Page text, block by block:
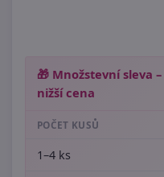
🎁 Množstevní sleva
nižší cena
POČET KUSŮ
1–4 ks